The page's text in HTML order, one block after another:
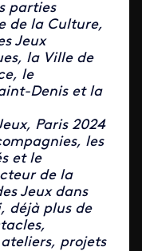
parties
de la Culture,
Jeux
la Ville de
le
Denis et la
Paris 2024
les
et le
de la
Jeux dans
déjà plus de
projets